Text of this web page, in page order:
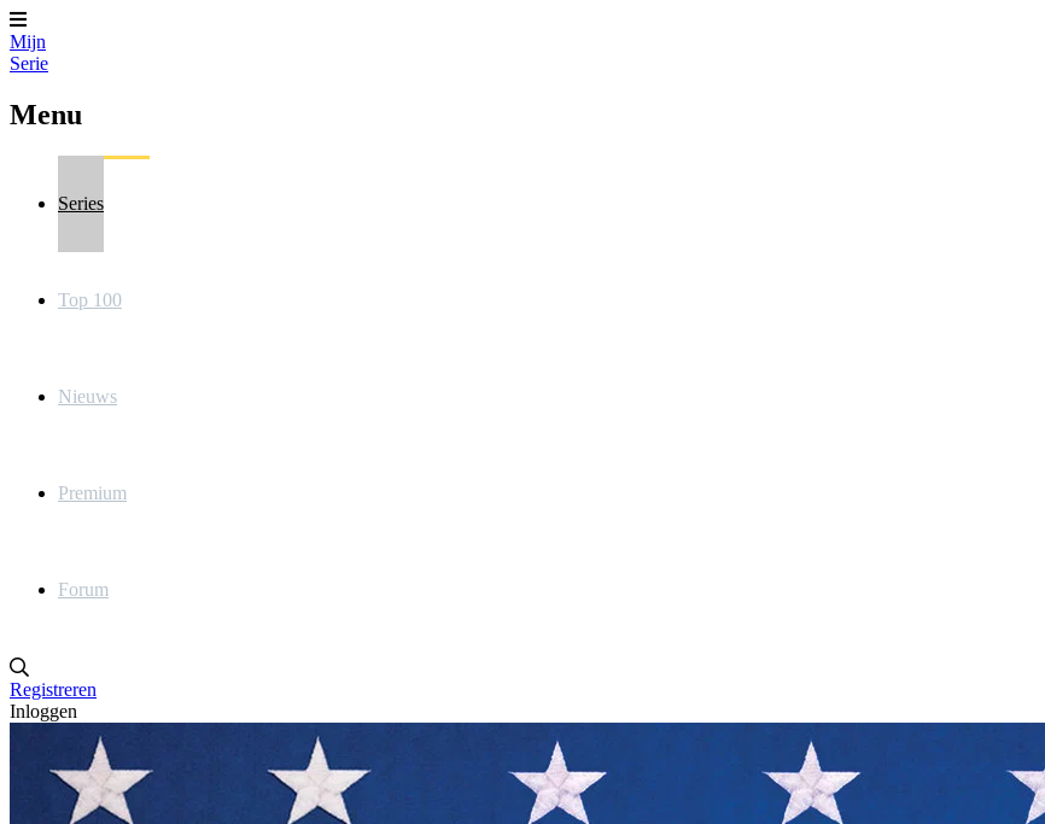
Mijn
Serie
Menu
Series
Top 100
Nieuws
Premium
Forum
Registreren
Inloggen